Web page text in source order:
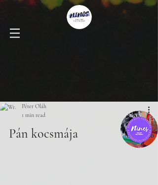
Péter Oláh
1 min read
Pán kocsmája